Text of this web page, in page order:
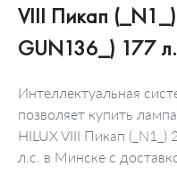
VIII Пикап
GUN136_) 177
Интеллектуальная
позволяет купить
HILUX VIII Пикап (_N1_)
л.с. в Минске с